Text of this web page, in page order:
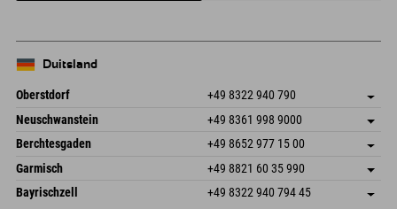
Duitsland
Oberstdorf +49 8322 940 790
An der Breitach 3
87538 Fischen I. Allgäu
Duitsland
Adres opslaan
Aankomstinformatie
Booking
Neuschwanstein +49 8361 998 9000
An der Riese 45
87484 Nesselwang im Allgäu
Duitsland
Adres opslaan
Booking
Berchtesgaden +49 8652 977 15 00
Hofreitstr. 7
83471 Schönau am Königssee
Duitsland
Adres opslaan
Aankomstinformatie
Booking
Garmisch +49 8821 60 35 990
Frickenstraße 22
82490 Farchant
Adres opslaan
Bayrischzell +49 8322 940 794 45